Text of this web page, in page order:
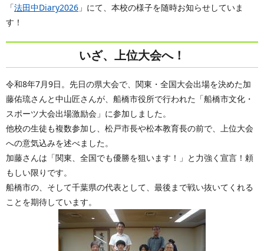
「法田中Diary2026 」にて、本校の様子を随時お知らせしていま
す！
いざ、上位大会へ！
令和8年7月9日。先日の県大会で、関東・全国大会出場を決めた加
藤佑琉さんと中山匠さんが、船橋市役所で行われた「船橋市文化・
スポーツ大会出場激励会」に参加しました。
他校の生徒も複数参加し、松戸市長や松本教育長の前で、上位大会
への意気込みを述べました。
加藤さんは「関東、全国でも優勝を狙います！」と力強く宣言！頼
もしい限りです。
船橋市の、そして千葉県の代表として、最後まで戦い抜いてくれる
ことを期待しています。